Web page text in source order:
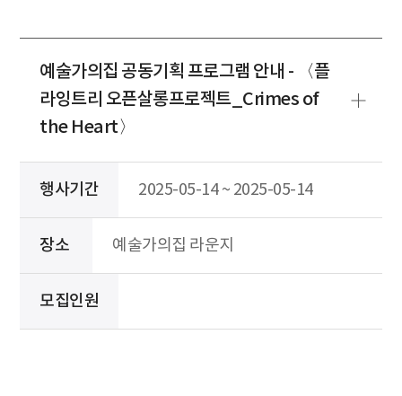
예술가의집 공동기획 프로그램 안내 - 〈플
라잉트리 오픈살롱프로젝트_Crimes of
the Heart〉
행사기간 2025-05-14 ~ 2025-05-14
장소 예술가의집 라운지
모집인원